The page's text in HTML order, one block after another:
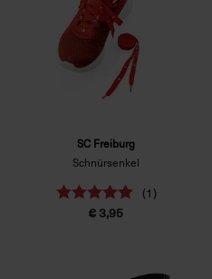
SC Freiburg
Schnürsenkel
(1)
€ 3,95